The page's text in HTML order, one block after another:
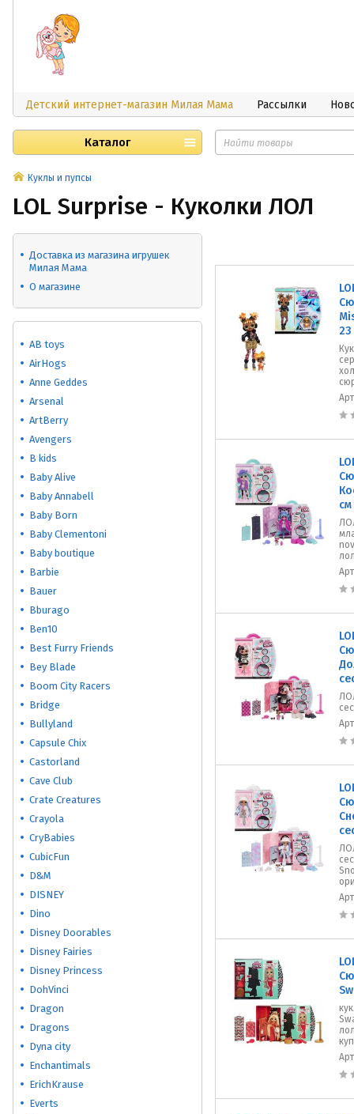
Детский интернет-магазин Милая Мама Рассылки
Каталог
Куклы и пупсы
LOL Surprise - Куколки ЛОЛ
Доставка из магазина игрушек
Милая Мама
О магазине
AB toys
AirHogs
Anne Geddes
Arsenal
ArtBerry
Avengers
B kids
Baby Alive
Baby Annabell
Baby Born
Baby Clementoni
Baby boutique
Barbie
Bauer
Bburago
Ben10
Best Furry Friends
Bey Blade
Boom City Racers
Bridge
Bullyland
Capsule Chix
Castorland
Cave Club
Crate Creatures
Crayola
CryBabies
CubicFun
D&M
DISNEY
Dino
Disney Doorables
Disney Fairies
Disney Princess
DohVinci
Dragon
Dragons
Dyna city
Enchantimals
ErichKrause
Everts